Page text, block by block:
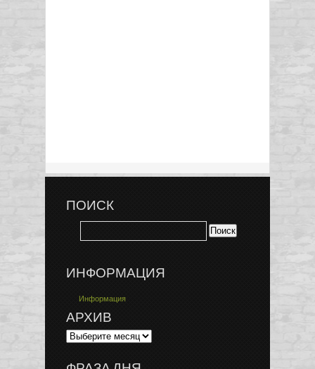
ПОИСК
ИНФОРМАЦИЯ
Информация
АРХИВ